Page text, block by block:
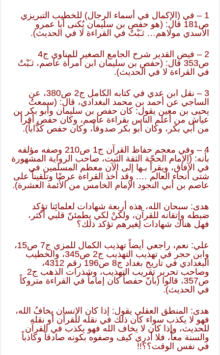
1 – في (الإكمال في أسماء الرجال) للخطيب التبريزي
ص181 قال: (هو حفص بن سليمان يُكنى أبا عمرو
الأسدي مولاهم… ثـَبْتٌ في القراءة لا في الحديث).
2 – فيض القدير شرح الجامع الصغير للمناوي ج4
ص353 قال: (حفص بن سليمان ابن امرأة عاصم، ثـَبْتٌ
في القراءة لا في الحديث).
3 – نقل ابن عدي في كتابه الكامل ج2 ص380، عن
الساجي عن أحمد بن محمد البغدادي، قال: (سمعتُ
يحيى بن معين يقول: كان حفص بن سليمان وأبو بكر بن
عياش من أعلم الناس بقراءة عاصم، وكان حفص أقرأ
من أبي بكر، وكان أبو بكر صدوقاً، وكان حفص كذَّاباً).
4 – وفي معجم حفاظ القرآن ج1 ص210 وصفه مؤلفه
بأنه: (الإمام الحجّة الثقة الثبت، صاحب الرواية المشهورة
في الآفاق، ويقرأ بـها إلى الآن معظم المسلمين في
شتى أنحاء العالم …. وقد أخذ القراءة عرضًا وتلقيناً على
عاصم بن أبي النجود الإمام الخامس من الأئمة العشرة).
هدى: سبحان الله، هذه أربعة شهادات لعلمائِنا تؤكد
ضبطه وإتقانه للقرآن، ولكنْ لكي يطمئنّ قلبي أكثر،
فهل هناك شهادات لِغيرهم تؤكد ذلك؟
علي: نعم، راجعي أيضاً تهذيب الكمال للمزي ج7 ص15،
وابن حجر في تهذيب التهذيب ج2 ص345، والخطيب
البغدادي في تاريخ بغداد ج8 ص196 رقم 4312،
وصاحب تحرير تقريب التهذيب، وشذرات الذهب ج2
ص357، قالوا (بأنّ حفصاً كان إماماً في القراءة متروكاً
في الحديث).
هدى: المنطق العقلي يقول: إذا كان الإنسان يخافُ الله،
فهو لا يكذب سواء كان ذلك في نقله للقرآن أو نقله
للحديث، وإذا كان لا يخاف الله فهو يكذب في القرآن
والسنة معاً، فلا أدري كيف وصفوه بكونه صادقاً وكاذباً
في نفس الوقت؟؟!!